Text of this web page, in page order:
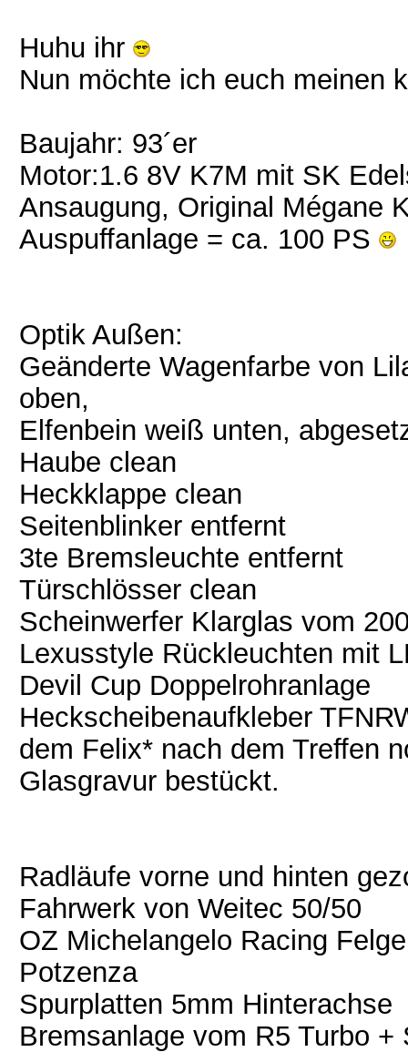
Huhu ihr
Nun möchte ich euch meinen
Baujahr: 93´er
Motor:1.6 8V K7M mit SK
Ansaugung, Original Mégane
Auspuffanlage = ca. 100 PS
Optik Außen:
Geänderte Wagenfarbe von
oben,
Elfenbein weiß unten,
Haube clean
Heckklappe clean
Seitenblinker entfernt
3te Bremsleuchte entfernt
Türschlösser clean
Scheinwerfer Klarglas vom
Lexusstyle Rückleuchten mit
Devil Cup Doppelrohranlage
Heckscheibenaufkleber
dem Felix* nach dem Treffen
Glasgravur bestückt.
Radläufe vorne und hinten
Fahrwerk von Weitec 50/50
OZ Michelangelo Racing
Potzenza
Spurplatten 5mm Hinterachse
Bremsanlage vom R5 Turbo